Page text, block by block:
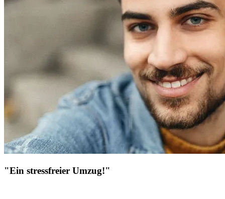
"Ein stressfreier Umzug!"